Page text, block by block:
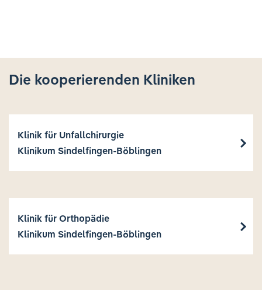
Die kooperierenden Kliniken
Klinik für Unfallchirurgie
Klinikum Sindelfingen-Böblingen
Klinik für Orthopädie
Klinikum Sindelfingen-Böblingen